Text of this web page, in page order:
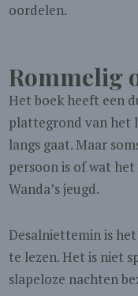
oordelen.
Rommelig
Het boek heeft een
plattegrond van het
langs gaat. Maar
persoon is of wat
Wanda’s jeugd.
Desalniettemin is
te lezen. Het is niet
slapeloze nachten